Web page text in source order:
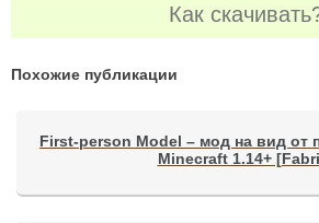
Как
Похожие публикации
First-person Model – мод на вид от
Minecraft 1.14+